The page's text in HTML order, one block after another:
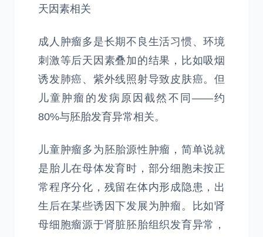
天因素相关
成人肿瘤多是长期不良生活习惯、环境
刺激等后天因素叠加的结果，比如吸烟
诱发肺癌、紫外线照射导致皮肤癌。但
儿童肿瘤的发病原因截然不同——约
80%与胚胎发育异常相关。
儿童肿瘤多为胚胎源性肿瘤，简单说就
是胎儿在母体发育时，部分细胞未按正
常程序分化，残留在体内形成隐患，出
生后在某些诱因下发展为肿瘤。比如肾
母细胞瘤源于肾脏胚胎组织发育异常，